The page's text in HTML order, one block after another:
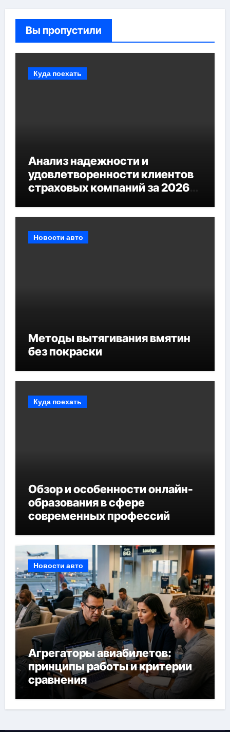
Вы пропустили
Куда поехать
Анализ надежности и
удовлетворенности клиентов
страховых компаний за 2026
Новости авто
Методы вытягивания вмятин
без покраски
Куда поехать
Обзор и особенности онлайн-
образования в сфере
современных профессий
Новости авто
Агрегаторы авиабилетов:
принципы работы и критерии
сравнения